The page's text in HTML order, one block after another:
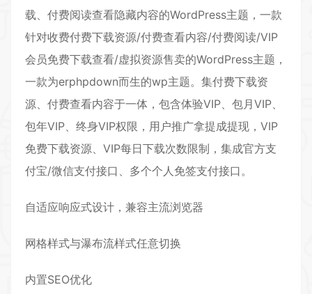
载、付费阅读查看隐藏内容的WordPress主题，一款
针对收费付费下载资源/付费查看内容/付费阅读/VIP
会员免费下载查看/虚拟资源售卖的WordPress主题，
一款为erphpdown而生的wp主题。集付费下载资
源、付费查看内容于一体，包含体验VIP、包月VIP、
包年VIP、终身VIP权限，用户推广拿提成提现，VIP
免费下载资源、VIP每日下载次数限制，集成官方支
付宝/微信支付接口、多个个人免签支付接口。
自适应响应式设计，兼容主流浏览器
网格样式与瀑布流样式任意切换
内置SEO优化